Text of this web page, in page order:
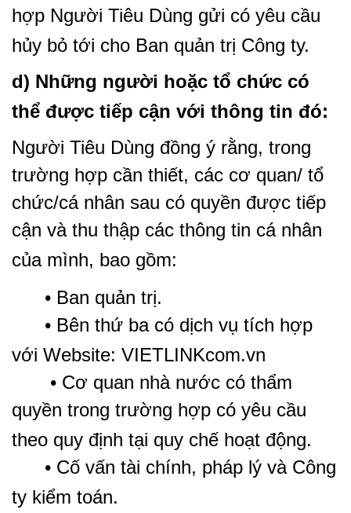
hợp Người Tiêu Dùng gửi có yêu cầu
hủy bỏ tới cho Ban quản trị Công ty.
d) Những người hoặc tổ chức có
thể được tiếp cận với thông tin đó:
Người Tiêu Dùng đồng ý rằng, trong
trường hợp cần thiết, các cơ quan/ tổ
chức/cá nhân sau có quyền được tiếp
cận và thu thập các thông tin cá nhân
của mình, bao gồm:
• Ban quản trị.
• Bên thứ ba có dịch vụ tích hợp
với Website: VIETLINKcom.vn
• Cơ quan nhà nước có thẩm
quyền trong trường hợp có yêu cầu
theo quy định tại quy chế hoạt động.
• Cố vấn tài chính, pháp lý và Công
ty kiểm toán.